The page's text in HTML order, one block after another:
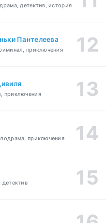
детектив, история
Пантелеева
приключения
приключения
приключения